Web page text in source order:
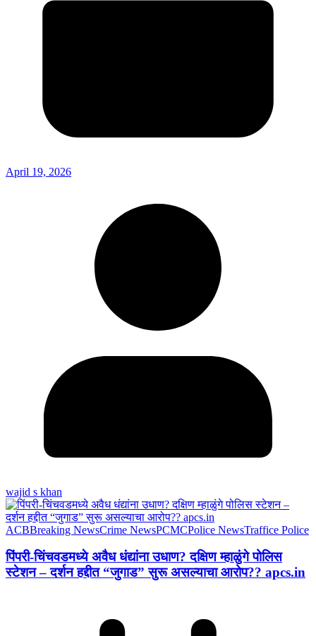
April 19, 2026
wajid s khan
ACBBreaking NewsCrime NewsPCMCPolice NewsTraffice Police
पिंपरी-चिंचवडमध्ये अवैध धंद्यांना उधाण? दक्षिण म्हाळुंगे पोलिस
स्टेशन – दर्शन हद्दीत “जुगाड” सुरू असल्याचा आरोप?? apcs.in